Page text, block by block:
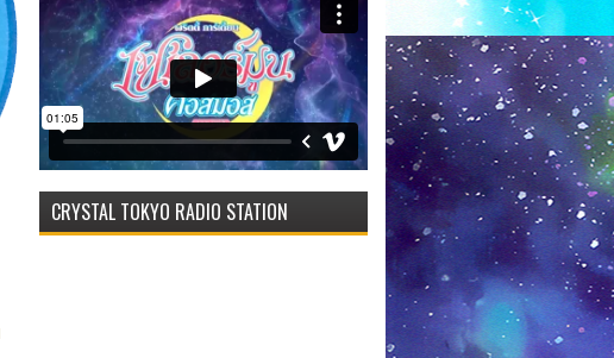
CRYSTAL TOKYO RADIO STATION